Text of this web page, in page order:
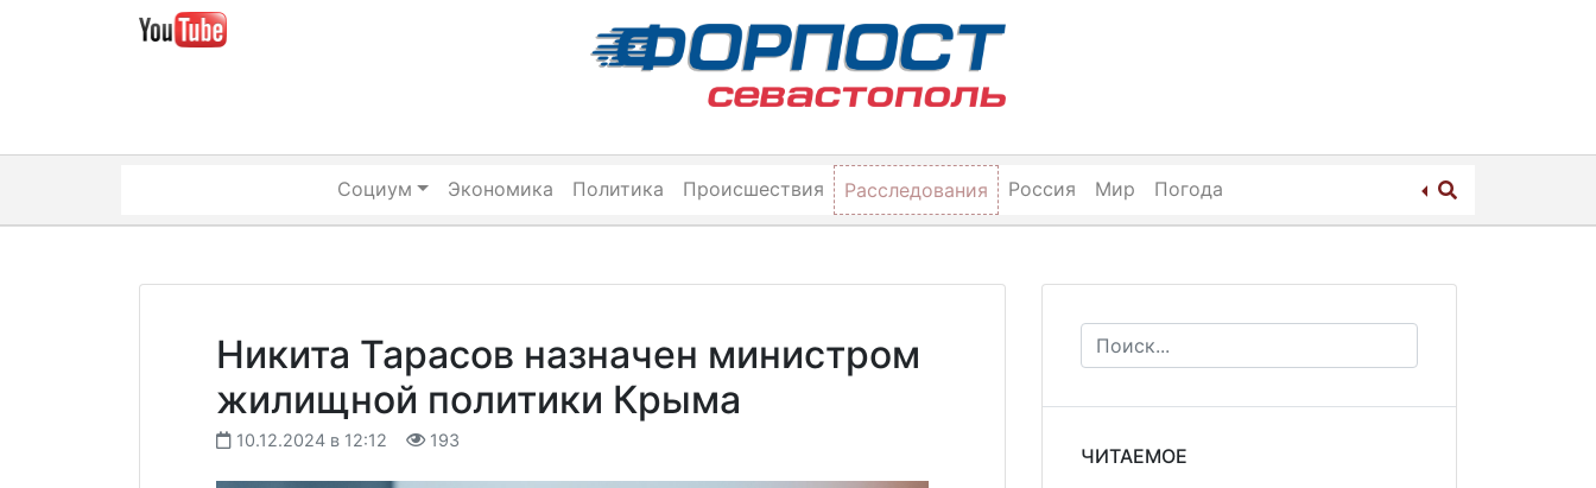
Социум Экономика Политика Происшествия Расследования Россия Мир Погода
Никита Тарасов назначен министром
жилищной политики Крыма
10.12.2024 в 12:12 193
ЧИТАЕМОЕ